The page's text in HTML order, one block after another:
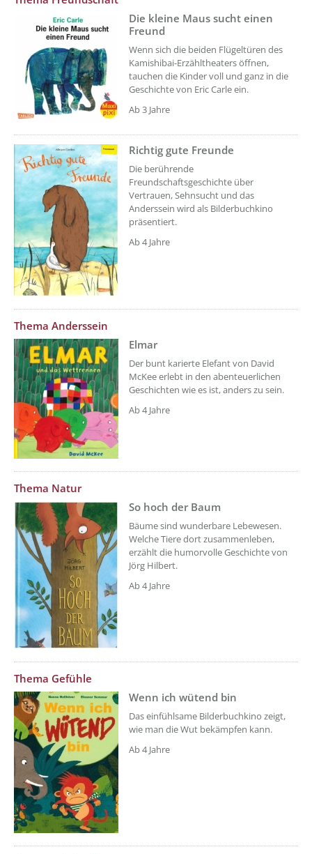
Die kleine Maus sucht einen
Freund
Wenn sich die beiden Flügeltüren des
Kamishibai-Erzähltheaters öffnen,
tauchen die Kinder voll und ganz in die
Geschichte von Eric Carle ein.
Ab 3 Jahre
??? absaetzeOben[2]/titel ???
Richtig gute Freunde
Die berührende
Freundschaftsgeschichte über
Vertrauen, Sehnsucht und das
Anderssein wird als Bilderbuchkino
präsentiert.
Ab 4 Jahre
??? absaetzeOben[3]/titel ???
Thema Anderssein
Elmar
Der bunt karierte Elefant von David
McKee erlebt in den abenteuerlichen
Geschichten wie es ist, anders zu sein.
Ab 4 Jahre
??? absaetzeOben[4]/titel ???
Thema Natur
So hoch der Baum
Bäume sind wunderbare Lebewesen.
Welche Tiere dort zusammenleben,
erzählt die humorvolle Geschichte von
Jörg Hilbert.
Ab 4 Jahre
??? absaetzeOben[5]/titel ???
Thema Gefühle
Wenn ich wütend bin
Das einfühlsame Bilderbuchkino zeigt,
wie man die Wut bekämpfen kann.
Ab 4 Jahre